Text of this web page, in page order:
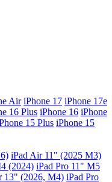
Air iPhone 17 iPhone 17e
16 Plus iPhone 16 iPhone
15 Plus iPhone 15
iPad Air 11" (2025 M3)
(2024) iPad Pro 11" M5
13" (2026, M4) iPad Pro